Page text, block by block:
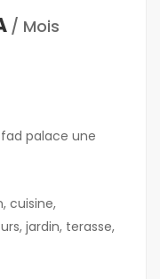
/ Mois
palace une
cuisine,
jardin, terasse,